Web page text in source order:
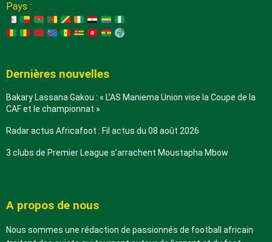
Pays :
Dernières nouvelles
Bakary Lassana Gakou : « L’AS Maniema Union vise la Coupe de la
CAF et le championnat »
Radar actus Africafoot : Fil actus du 08 août 2026
3 clubs de Premier League s’arrachent Moustapha Mbow
A propos de nous
Nous sommes une rédaction de passionnés de football africain